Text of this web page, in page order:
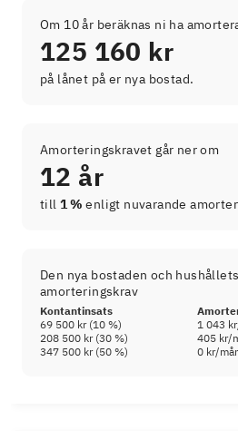
Om 10 år beräknas ni ha
125 160 kr
på lånet på er nya bostad.
Amorteringskravet går ner om
12 år
till 1 % enligt nuvarande
Den nya bostaden och
amorteringskrav
Kontantinsats
69 500 kr(10 %) 1 043 kr
208 500 kr(30 %) 405 kr/
347 500 kr(50 %) 0 kr/